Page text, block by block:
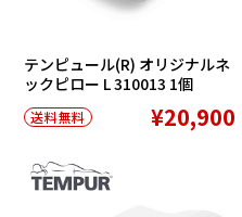
テンピュール(R) オリジナルネ
ックピロー L 310013 1個
送料無料 ¥20,900